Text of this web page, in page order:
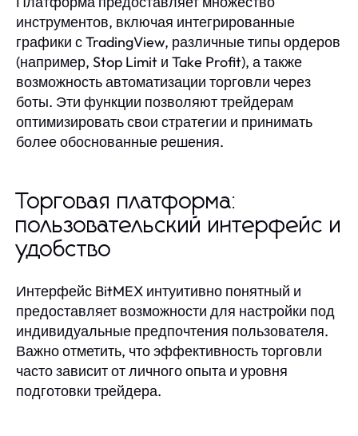
инструментов, включая интегрированные
графики с TradingView, различные типы ордеров
(например, Stop Limit и Take Profit), а также
возможность автоматизации торговли через
боты. Эти функции позволяют трейдерам
оптимизировать свои стратегии и принимать
более обоснованные решения.
Торговая платформа:
пользовательский интерфейс и
удобство
Интерфейс BitMEX интуитивно понятный и
предоставляет возможности для настройки под
индивидуальные предпочтения пользователя.
Важно отметить, что эффективность торговли
часто зависит от личного опыта и уровня
подготовки трейдера.